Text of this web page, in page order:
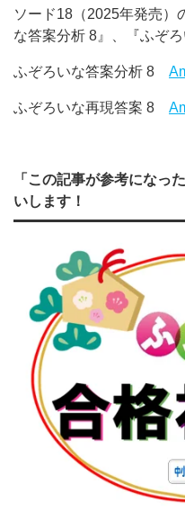
ソード18（2025年発売）
な答案分析 8』、『ふぞ
ふぞろいな答案分析 8
ふぞろいな再現答案 8
「この記事が参考になっ
いします！